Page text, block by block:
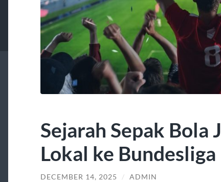
Sejarah Sepak Bola
Lokal ke Bundesliga
DECEMBER 14, 2025 / ADMIN